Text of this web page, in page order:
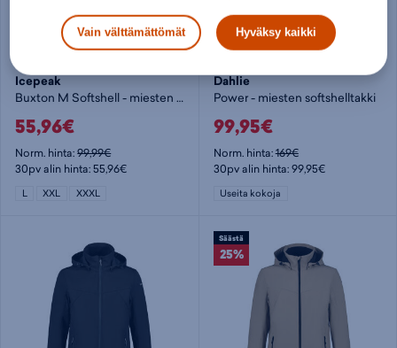
Icepeak
Buxton M Softshell - miesten softshelltakki
55,96€
Norm. hinta:99,99€
30pv alin hinta: 55,96€
L XXL XXXL
Dahlie
Power - miesten softshelltakki
99,95€
Norm. hinta:169€
30pv alin hinta: 99,95€
Useita kokoja
Säästä
25%
Vain välttämättömät Hyväksy kaikki